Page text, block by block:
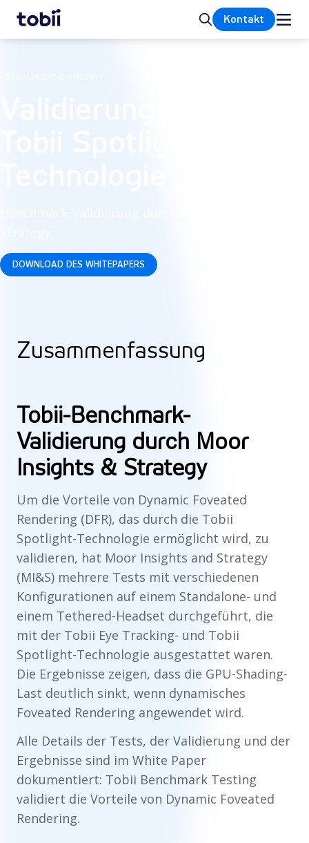
Startseite SucheKontakt
DOWNLOAD DES WHITEPAPERS
Zusammenfassung
Tobii-Benchmark-
Validierung durch Moor
Insights & Strategy
Um die Vorteile von Dynamic Foveated
Rendering (DFR), das durch die Tobii
Spotlight-Technologie ermöglicht wird, zu
validieren, hat Moor Insights and Strategy
(MI&S) mehrere Tests mit verschiedenen
Konfigurationen auf einem Standalone- und
einem Tethered-Headset durchgeführt, die
mit der Tobii Eye Tracking- und Tobii
Spotlight-Technologie ausgestattet waren.
Die Ergebnisse zeigen, dass die GPU-Shading-
Last deutlich sinkt, wenn dynamisches
Foveated Rendering angewendet wird.
Alle Details der Tests, der Validierung und der
Ergebnisse sind im White Paper
dokumentiert: Tobii Benchmark Testing
validiert die Vorteile von Dynamic Foveated
Rendering.